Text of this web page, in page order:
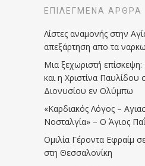
ΕΠΙΛΕΓΜΈΝΑ ΆΡΘΡΑ
Λίστες αναμονής στην
απεξάρτηση απο τα
Μια ξεχωριστή
και η Χριστίνα Παυλίδου
Διονυσίου εν Ολύμπω
«Καρδιακός Λόγος –
Νοσταλγία» – Ο Άγιος
Ομιλία Γέροντα Εφραίμ
στη Θεσσαλονίκη